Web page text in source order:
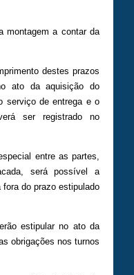
montagem a contar da
destes prazos
ato da aquisição do
serviço de entrega e o
ser registrado no
entre as partes,
será possível a
do prazo estipulado
estipular no ato da
obrigações nos turnos